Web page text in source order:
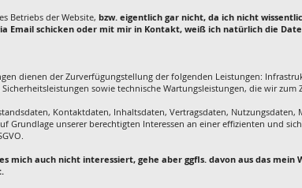
Betriebs der Website, bzw. eigentlich gar nicht, da ich nicht
Email schicken oder mit mir in Kontakt, weiß ich natürlich die
dienen der Zurverfügungstellung der folgenden Leistungen:
sowie technische Wartungsleistungen, die wir zum
Kontaktdaten, Inhaltsdaten, Vertragsdaten,
Grundlage unserer berechtigten Interessen an einer effizienten und
mich auch nicht interessiert, gehe aber ggfls. davon aus das